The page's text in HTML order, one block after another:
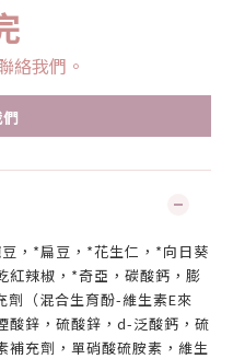
絡我們。
，*扁豆，*花生仁，*向日葵
辣椒，*奇亞，碳酸鈣，膨
（混合生育酚-維生素E來
酸鋅，硫酸鋅，d-泛酸鈣，硫
補充劑，單硝酸硫胺素，維生